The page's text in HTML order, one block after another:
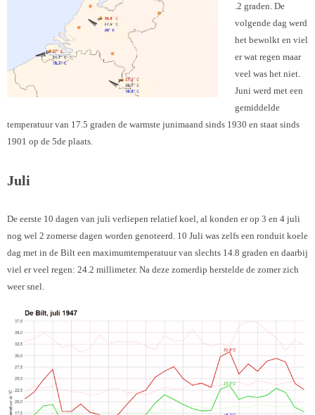
.2 graden. De
volgende dag werd
het bewolkt en viel
er wat regen maar
veel was het niet.
Juni werd met een
gemiddelde
temperatuur van 17.5 graden de warmste junimaand sinds 1930 en staat sinds
1901 op de 5de plaats.
Juli
De eerste 10 dagen van juli verliepen relatief koel, al konden er op 3 en 4 juli
nog wel 2 zomerse dagen worden genoteerd. 10 Juli was zelfs een ronduit koele
dag met in de Bilt een maximumtemperatuur van slechts 14.8 graden en daarbij
viel er veel regen: 24.2 millimeter. Na deze zomerdip herstelde de zomer zich
weer snel.